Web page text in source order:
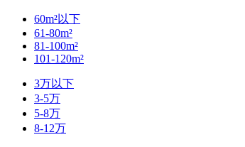
60m²以下
61-80m²
81-100m²
101-120m²
3万以下
3-5万
5-8万
8-12万